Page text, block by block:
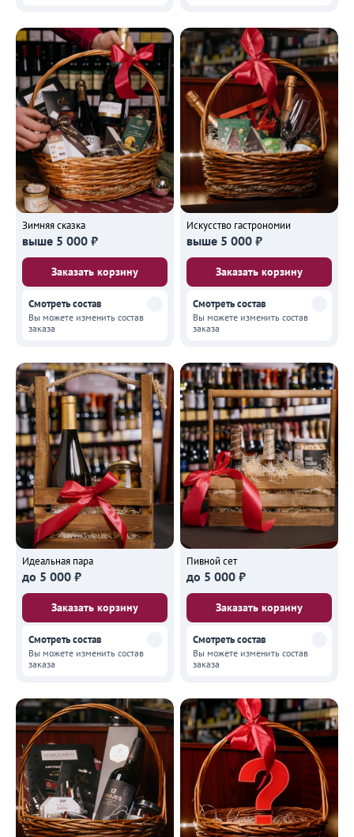
Зимняя сказка
выше 5 000 ₽
Заказать корзину
Смотреть состав
Вы можете изменить состав
заказа
Искусство гастрономии
выше 5 000 ₽
Заказать корзину
Смотреть состав
Вы можете изменить состав
заказа
Идеальная пара
до 5 000 ₽
Заказать корзину
Смотреть состав
Вы можете изменить состав
заказа
Пивной сет
до 5 000 ₽
Заказать корзину
Смотреть состав
Вы можете изменить состав
заказа